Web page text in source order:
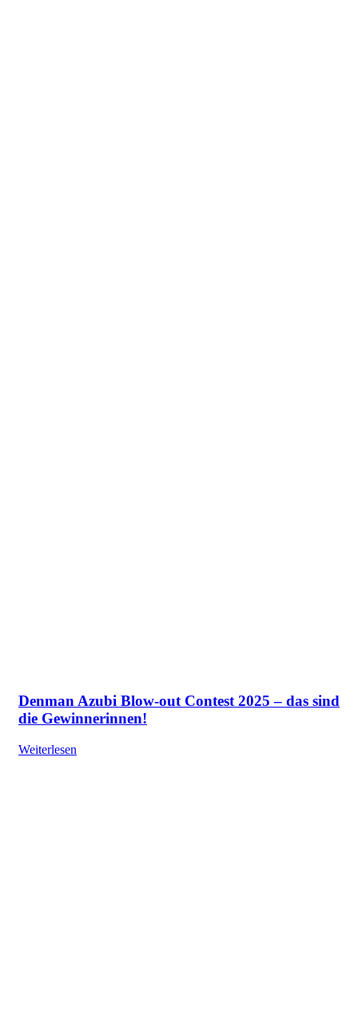
Denman Azubi Blow-out Contest 2025 – das sind
die Gewinnerinnen!
Weiterlesen